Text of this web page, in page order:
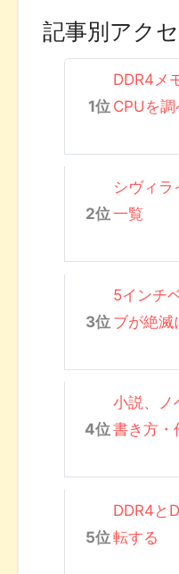
記事別アク
DDR4メ
CPUを調
シヴィ
一覧
5インチ
ブが絶滅
小説、ノ
書き方・
DDR4と
転する